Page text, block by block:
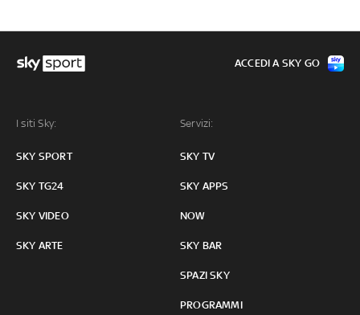
I siti Sky:
SKY SPORT
SKY TG24
SKY VIDEO
SKY ARTE
Servizi:
SKY TV
SKY APPS
NOW
SKY BAR
SPAZI SKY
PROGRAMMI
ACCEDI A SKY GO